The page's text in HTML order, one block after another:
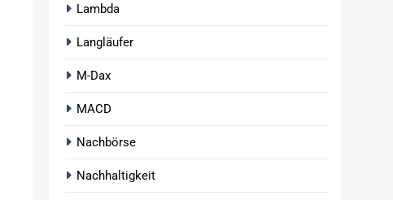
Lambda
Langläufer
M-Dax
MACD
Nachbörse
Nachhaltigkeit